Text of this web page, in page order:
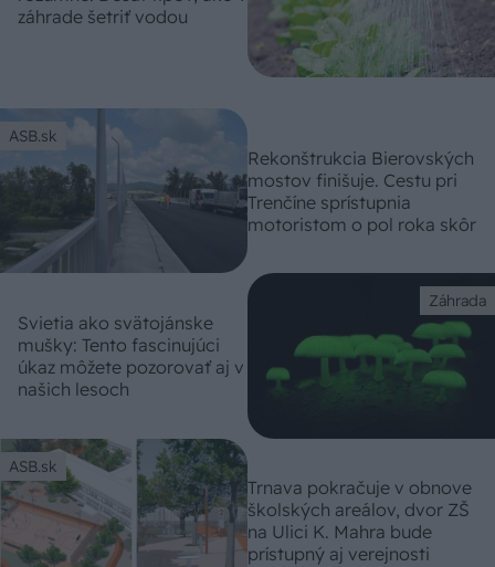
záhrade šetriť vodou
ASB.sk
Rekonštrukcia Bierovských
mostov finišuje. Cestu pri
Trenčíne sprístupnia
motoristom o pol roka skôr
Záhrada
Svietia ako svätojánske
mušky: Tento fascinujúci
úkaz môžete pozorovať aj v
našich lesoch
ASB.sk
Trnava pokračuje v obnove
školských areálov, dvor ZŠ
na Ulici K. Mahra bude
prístupný aj verejnosti